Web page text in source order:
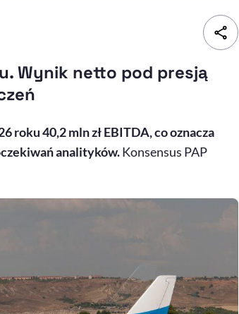
Wynik netto pod presją
40,2 mln zł EBITDA, co oznacza
analityków.Konsensus PAP